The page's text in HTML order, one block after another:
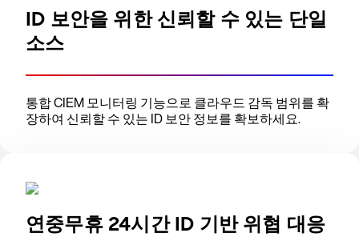
ID 보안을 위한 신뢰할 수 있는 단일
소스
통합 CIEM 모니터링 기능으로 클라우드 감독 범위를 확
장하여 신뢰할 수 있는 ID 보안 정보를 확보하세요.
연중무휴 24시간 ID 기반 위협 대응